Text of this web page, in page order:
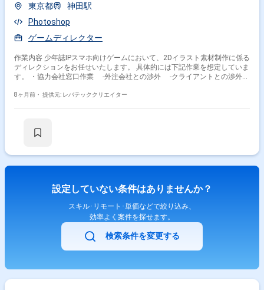
東京都
神田駅
Photoshop
ゲームディレクター
作業内容 少年誌IPスマホ向けゲームにおいて、2Dイラスト素材制作に係る
ディレクションをお任せいたします。 具体的には下記作業を想定していま
す。 ・協力会社窓口作業 -外注会社との渉外 -クライアントとの渉外作
-制作進行管理作業 -納品準備作業 ・コンテンツチェック作業 -制作
8ヶ月前・ 提供元: レバテッククリエイター
設定していない条件はありませんか？
スキル･リモート･単価などで絞り込み、
効率よく案件を探せます。
検索条件を変更する